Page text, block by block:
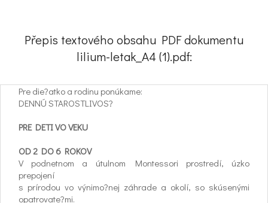
Přepis textového obsahu PDF dokumentu
lilium-letak_A4 (1).pdf:
Pre die?atko a rodinu ponúkame:
DENNÚ STAROSTLIVOS?
PRE DETI VO VEKU
OD 2 DO 6 ROKOV
V podnetnom a útulnom Montessori prostredí, úzko
prepojení
s prírodou vo výnimo?nej záhrade a okolí, so skúsenými
opatrovate?mi.